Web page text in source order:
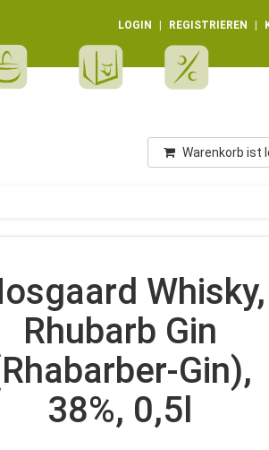
LOGIN REGISTRIEREN
Warenkorb ist
Whisky,
Rhubarb Gin
Gin),
38%, 0,5l